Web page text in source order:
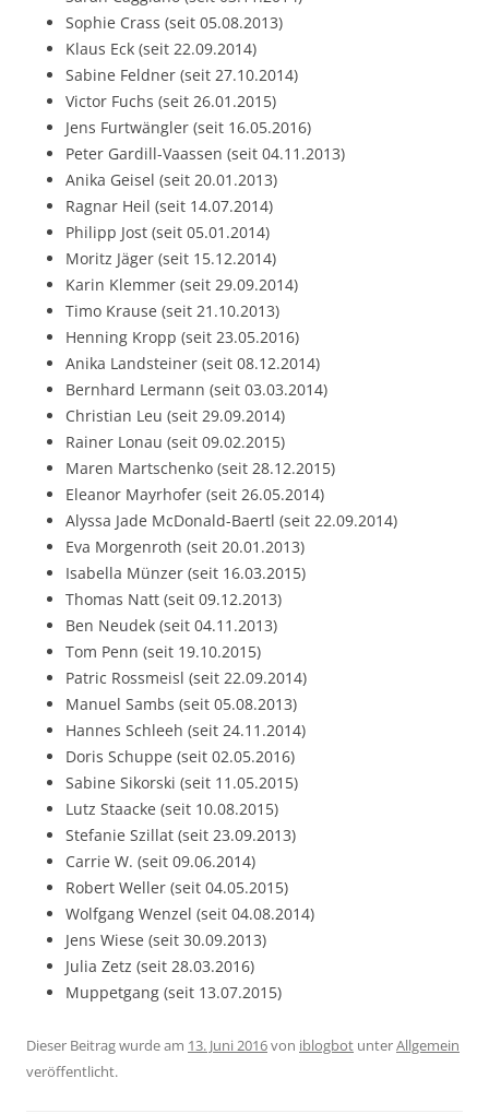
Sophie Crass (seit 05.08.2013)
Klaus Eck (seit 22.09.2014)
Sabine Feldner (seit 27.10.2014)
Victor Fuchs (seit 26.01.2015)
Jens Furtwängler (seit 16.05.2016)
Peter Gardill-Vaassen (seit 04.11.2013)
Anika Geisel (seit 20.01.2013)
Ragnar Heil (seit 14.07.2014)
Philipp Jost (seit 05.01.2014)
Moritz Jäger (seit 15.12.2014)
Karin Klemmer (seit 29.09.2014)
Timo Krause (seit 21.10.2013)
Henning Kropp (seit 23.05.2016)
Anika Landsteiner (seit 08.12.2014)
Bernhard Lermann (seit 03.03.2014)
Christian Leu (seit 29.09.2014)
Rainer Lonau (seit 09.02.2015)
Maren Martschenko (seit 28.12.2015)
Eleanor Mayrhofer (seit 26.05.2014)
Alyssa Jade McDonald-Baertl (seit 22.09.2014)
Eva Morgenroth (seit 20.01.2013)
Isabella Münzer (seit 16.03.2015)
Thomas Natt (seit 09.12.2013)
Ben Neudek (seit 04.11.2013)
Tom Penn (seit 19.10.2015)
Patric Rossmeisl (seit 22.09.2014)
Manuel Sambs (seit 05.08.2013)
Hannes Schleeh (seit 24.11.2014)
Doris Schuppe (seit 02.05.2016)
Sabine Sikorski (seit 11.05.2015)
Lutz Staacke (seit 10.08.2015)
Stefanie Szillat (seit 23.09.2013)
Carrie W. (seit 09.06.2014)
Robert Weller (seit 04.05.2015)
Wolfgang Wenzel (seit 04.08.2014)
Jens Wiese (seit 30.09.2013)
Julia Zetz (seit 28.03.2016)
Muppetgang (seit 13.07.2015)
Dieser Beitrag wurde am 13. Juni 2016von iblogbot unterAllgemein
veröffentlicht.